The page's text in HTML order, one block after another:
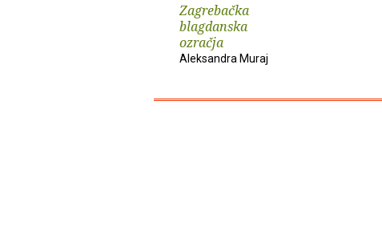
Zagrebačka
blagdanska
ozračja
Aleksandra Muraj